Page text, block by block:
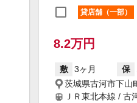
貸店舗（一部）
8.2万円
敷 3ヶ月 保
茨城県古河市下山
ＪＲ東北本線 / 古